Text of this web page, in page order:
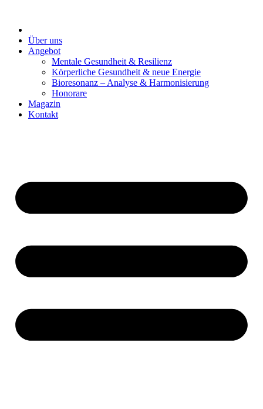
springen
Über uns
Angebot
Mentale Gesundheit & Resilienz
Körperliche Gesundheit & neue Energie
Bioresonanz – Analyse & Harmonisierung
Honorare
Magazin
Kontakt